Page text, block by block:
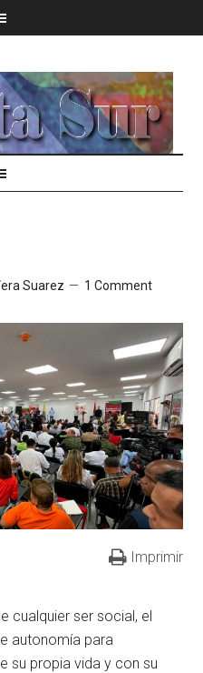
Suarez 1 Comment
Imprimir
cualquier ser social, el
autonomía para
su propia vida y con su